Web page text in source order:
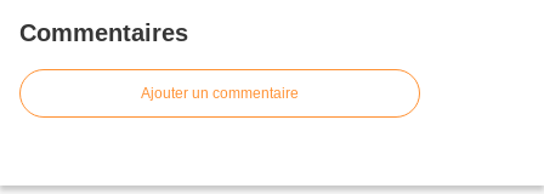
Commentaires
Ajouter un commentaire